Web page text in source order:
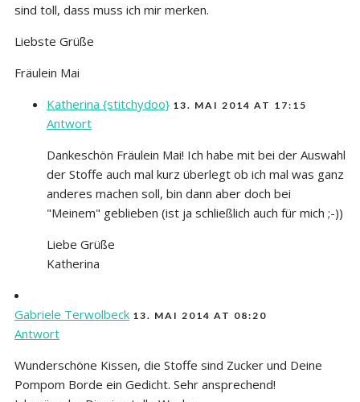
sind toll, dass muss ich mir merken.
Liebste Grüße
Fräulein Mai
Katherina {stitchydoo} 13. MAI 2014 AT 17:15
Antwort
Dankeschön Fräulein Mai! Ich habe mit bei der Auswahl
der Stoffe auch mal kurz überlegt ob ich mal was ganz
anderes machen soll, bin dann aber doch bei
"Meinem" geblieben (ist ja schließlich auch für mich ;-))
Liebe Grüße
Katherina
Gabriele Terwolbeck 13. MAI 2014 AT 08:20
Antwort
Wunderschöne Kissen, die Stoffe sind Zucker und Deine
Pompom Borde ein Gedicht. Sehr ansprechend!